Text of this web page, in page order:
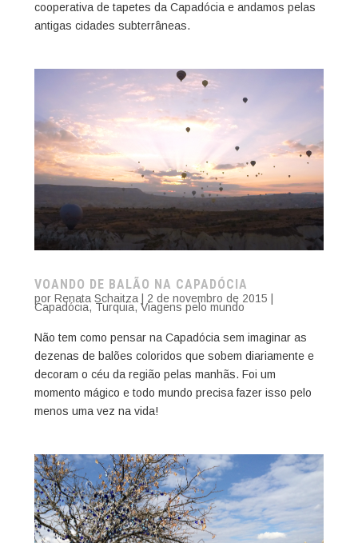
cooperativa de tapetes da Capadócia e andamos pelas
antigas cidades subterrâneas.
VOANDO DE BALÃO NA CAPADÓCIA
por Renata Schaitza| 2 de novembro de 2015
Capadócia, Turquia, Viagens pelo mundo
Não tem como pensar na Capadócia sem imaginar as
dezenas de balões coloridos que sobem diariamente e
decoram o céu da região pelas manhãs. Foi um
momento mágico e todo mundo precisa fazer isso pelo
menos uma vez na vida!